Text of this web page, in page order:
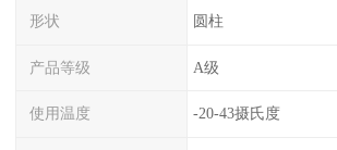
形状 圆柱
产品等级 A级
使用温度 -20-43摄氏度